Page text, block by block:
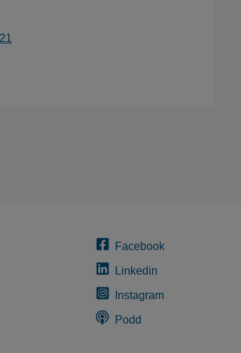
Facebook
Linkedin
Instagram
Podd